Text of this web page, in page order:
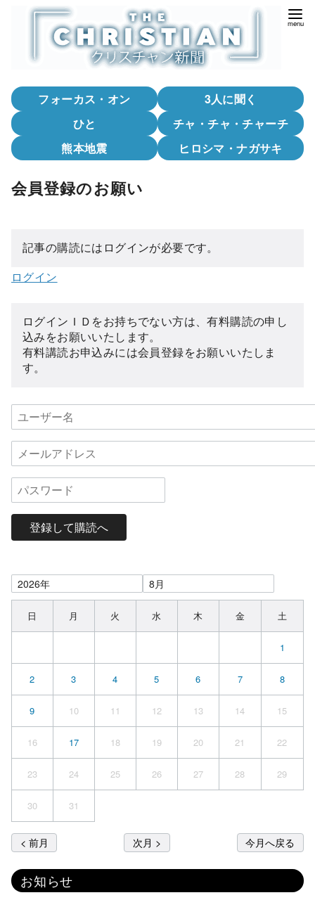
フォーカス・オン
3人に聞く
ひと
チャ・チャ・チャーチ
熊本地震
ヒロシマ・ナガサキ
会員登録のお願い
記事の購読にはログインが必要です。
ログイン
ログインＩＤをお持ちでない方は、有料購読の申し
込みをお願いいたします。
有料講読お申込みには会員登録をお願いいたしま
す。
登録して購読へ
日 月 火 水 木 金 土
1
2 3 4 5 6 7 8
9 10 11 12 13 14 15
16 17 18 19 20 21 22
23 24 25 26 27 28 29
30 31
< 前月 次月 > 今月へ戻る
お知らせ